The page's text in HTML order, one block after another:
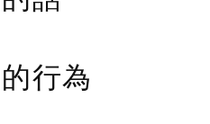
行為